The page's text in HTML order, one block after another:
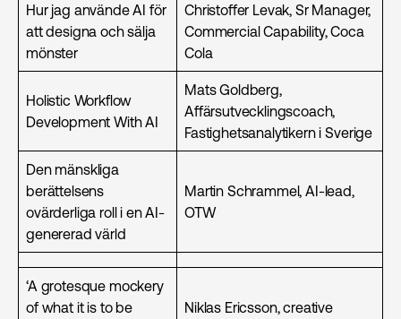
Hur jag använde AI för
att designa och sälja
mönster
Christoffer Levak, Sr Manager,
Commercial Capability, Coca
Cola
Holistic Workflow
Development With AI
Mats Goldberg,
Affärsutvecklingscoach,
Fastighetsanalytikern i Sverige
Den mänskliga
berättelsens
ovärderliga roll i en AI-
genererad värld
Martin Schrammel, AI-lead,
OTW
‘A grotesque mockery
of what it is to be
Niklas Ericsson, creative